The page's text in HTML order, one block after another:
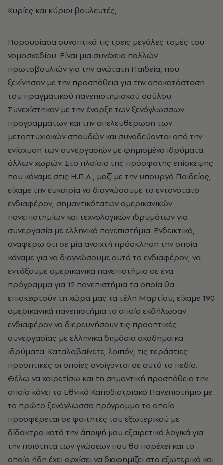
Κυρίες και κύριοι βουλευτές,
Παρουσίασα συνοπτικά τις τρεις μεγάλες τομές του
νομοσχεδίου. Είναι μια συνέχεια πολλών
πρωτοβουλιών για την ανώτατη Παιδεία, που
ξεκίνησαν με την προσπάθεια για την αποκατάσταση
του πραγματικού πανεπιστημιακού ασύλου.
Συνεχίστηκαν με την έναρξη των ξενόγλωσσων
προγραμμάτων και την απελευθέρωση των
μεταπτυχιακών σπουδών και συνοδεύονται από την
ενίσχυση των συνεργασιών με φημισμένα ιδρύματα
άλλων χωρών. Στο πλαίσιο της πρόσφατης επίσκεψης
που κάναμε στις Η.Π.Α., μαζί με την υπουργό Παιδείας,
είχαμε την ευκαιρία να διαγνώσουμε το εντονότατο
ενδιαφέρον, σημαντικότατων αμερικανικών
πανεπιστημίων και τεχνολογικών ιδρυμάτων για
συνεργασία με ελληνικά πανεπιστήμια. Ενδεικτικά,
αναφέρω ότι σε μία ανοιχτή πρόσκληση την οποία
κάναμε για να διαγνώσουμε αυτό το ενδιαφέρον, να
εντάξουμε αμερικανικά πανεπιστήμια σε ένα
πρόγραμμα για 12 πανεπιστήμια τα οποία θα
επισκεφτούν τη χώρα μας τα τέλη Μαρτίου, είχαμε 190
αμερικανικά πανεπιστήμια τα οποία εκδήλωσαν
ενδιαφέρον να διερευνήσουν τις προοπτικές
συνεργασίας με ελληνικά δημόσια ακαδημαϊκά
ιδρύματα. Καταλαβαίνετε, λοιπόν, τις τεράστιες
προοπτικές οι οποίες ανοίγονται σε αυτό το πεδίο.
Θέλω να χαιρετίσω και τη σημαντική προσπάθεια την
οποία κάνει το Εθνικό Καποδιστριακό Πανεπιστήμιο με
το πρώτο ξενόγλωσσο πρόγραμμα το οποίο
προσφέρεται σε φοιτητές του εξωτερικού με
δίδακτρα κατά την άποψή μου εξαιρετικά λογικά για
την ποιότητα των γνώσεων που θα παρέχει και το
οποίο ήδη έχει αρχίσει να διαφημίζει στο εξωτερικό και